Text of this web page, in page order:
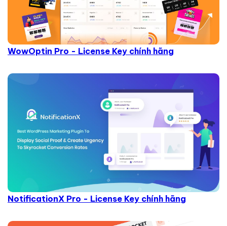
WowOptin Pro - License Key chính hãng
NotificationX Pro - License Key chính hãng